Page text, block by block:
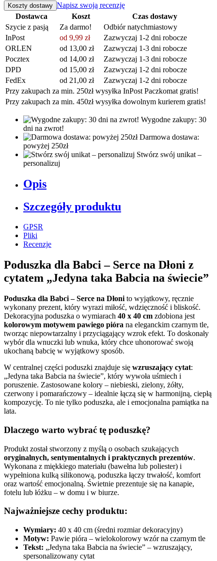
Koszty dostawy Napisz swoją recenzję
Dostawca
Koszt
Czas dostawy
Szycie z pasją
Za darmo!
Odbiór natychmiastowy
InPost
od 9,99 zł
Zazwyczaj 1-2 dni robocze
ORLEN
od 13,00 zł
Zazwyczaj 1-3 dni robocze
Pocztex
od 14,00 zł
Zazwyczaj 1-3 dni robocze
DPD
od 15,00 zł
Zazwyczaj 1-2 dni robocze
FedEx
od 21,00 zł
Zazwyczaj 1-2 dni robocze
Przy zakupach za min. 250zł wysyłka InPost Paczkomat gratis!
Przy zakupach za min. 450zł wysyłka dowolnym kurierem gratis!
Wygodne zakupy: 30
dni na zwrot!
Darmowa dostawa:
powyżej 250zł
Stwórz swój unikat –
personalizuj
Opis
Szczegóły produktu
GPSR
Pliki
Recenzje
Poduszka dla Babci – Serce na Dłoni z
cytatem „Jedyna taka Babcia na świecie”
Poduszka dla Babci – Serce na Dłoni to wyjątkowy, ręcznie
wykonany prezent, który wyrazi miłość, wdzięczność i bliskość.
Dekoracyjna poduszka o wymiarach 40 x 40 cm zdobiona jest
kolorowym motywem pawiego pióra na eleganckim czarnym tle,
tworząc niepowtarzalny i przyciągający wzrok efekt. To doskonały
wybór dla wnuczki lub wnuka, który chce uhonorować swoją
ukochaną babcię w wyjątkowy sposób.
W centralnej części poduszki znajduje się wzruszający cytat:
„Jedyna taka Babcia na świecie”, który wywoła uśmiech i
poruszenie. Zastosowane kolory – niebieski, zielony, żółty,
czerwony i pomarańczowy – idealnie łączą się w harmonijną, ciepłą
kompozycję. To nie tylko poduszka, ale i emocjonalna pamiątka na
lata.
Dlaczego warto wybrać tę poduszkę?
Produkt został stworzony z myślą o osobach szukających
oryginalnych, sentymentalnych i praktycznych prezentów.
Wykonana z miękkiego materiału (bawełna lub poliester) i
wypełniona kulką silikonową, poduszka łączy trwałość, komfort
oraz wartość emocjonalną. Świetnie prezentuje się na kanapie,
fotelu lub łóżku – w domu i w biurze.
Najważniejsze cechy produktu:
Wymiary: 40 x 40 cm (średni rozmiar dekoracyjny)
Motyw: Pawie pióra – wielokolorowy wzór na czarnym tle
Tekst: „Jedyna taka Babcia na świecie” – wzruszający,
spersonalizowany cytat